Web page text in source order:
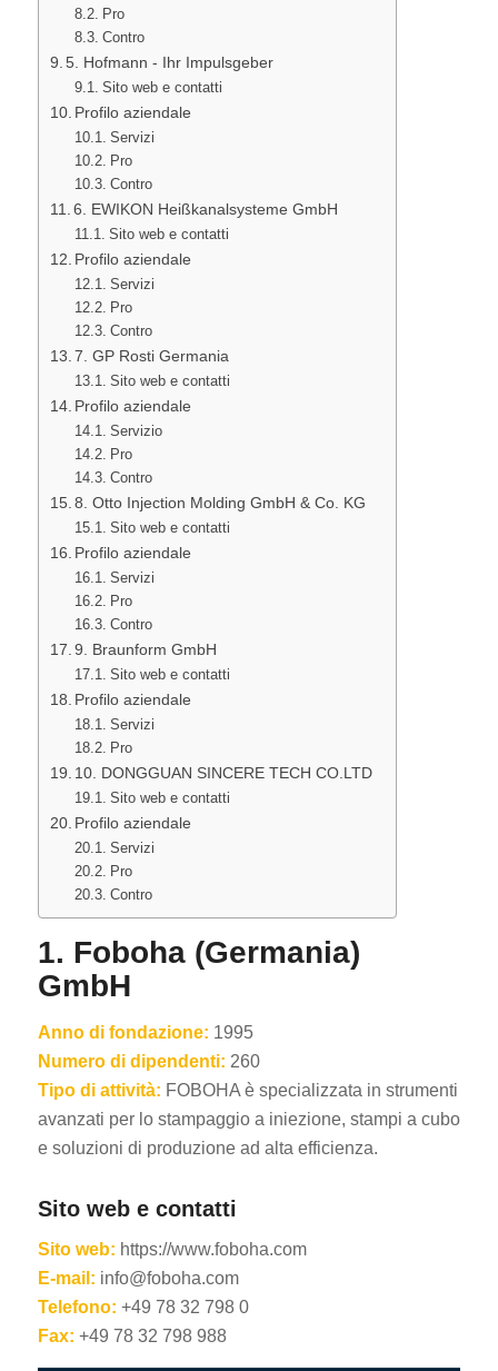
Pro
Contro
5. Hofmann - Ihr Impulsgeber
Sito web e contatti
Profilo aziendale
Servizi
Pro
Contro
6. EWIKON Heißkanalsysteme GmbH
Sito web e contatti
Profilo aziendale
Servizi
Pro
Contro
7. GP Rosti Germania
Sito web e contatti
Profilo aziendale
Servizio
Pro
Contro
8. Otto Injection Molding GmbH & Co. KG
Sito web e contatti
Profilo aziendale
Servizi
Pro
Contro
9. Braunform GmbH
Sito web e contatti
Profilo aziendale
Servizi
Pro
10. DONGGUAN SINCERE TECH CO.LTD
Sito web e contatti
Profilo aziendale
Servizi
Pro
Contro
1. Foboha (Germania)
GmbH
Anno di fondazione: 1995
Numero di dipendenti: 260
Tipo di attività: FOBOHA è specializzata in strumenti
avanzati per lo stampaggio a iniezione, stampi a cubo
e soluzioni di produzione ad alta efficienza.
Sito web e contatti
Sito web: https://www.foboha.com
E-mail: info@foboha.com
Telefono: +49 78 32 798 0
Fax: +49 78 32 798 988